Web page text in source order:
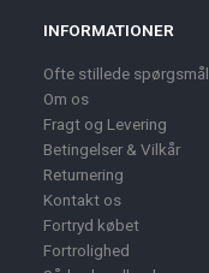
INFORMATIONER
Ofte stillede spørgsmål
Om os
Fragt og Levering
Betingelser & Vilkår
Returnering
Kontakt os
Fortryd købet
Fortrolighed